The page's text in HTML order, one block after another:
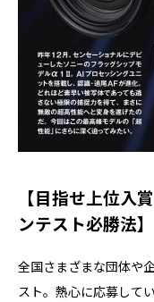
【目指せ上位
ンテスト必勝法】
全国さまざまな団体や
スト。熱心に応募して